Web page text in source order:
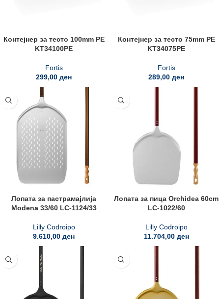
Контејнер за тесто 100mm PE
KT34100PE
Fortis
299,00 ден
Контејнер за тесто 75mm PE
KT34075PE
Fortis
289,00 ден
Лопата за пастрамајлија
Modena 33/60 LC-1124/33
Lilly Codroipo
9.610,00 ден
Лопата за пица Orchidea 60cm
LC-1022/60
Lilly Codroipo
11.704,00 ден